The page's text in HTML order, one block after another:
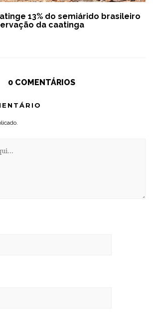
13% do semiárido brasileiro
da caatinga
0 COMENTÁRIOS